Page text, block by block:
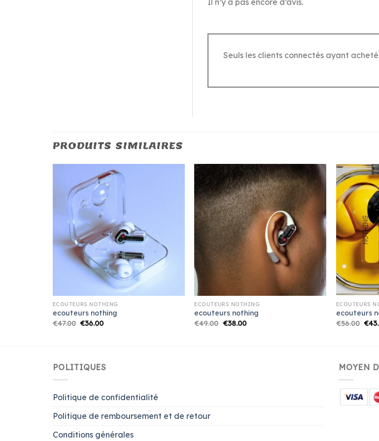
Il n’y a pas encore d’avis.
Seuls les clients connectés ayant
PRODUITS SIMILAIRES
ECOUTEURS NOTHING
ecouteurs nothing
€47.00 €36.00
ECOUTEURS NOTHING
ecouteurs nothing
€49.00 €38.00
ECOUTEURS
ecouteurs
€56.00 €
POLITIQUES
Politique de confidentialité
Politique de remboursement et de retour
Conditions générales
MOYEN